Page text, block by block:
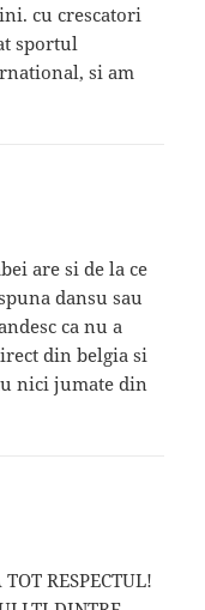
cu crescatori
sportul
si am
are si de la ce
dansu sau
ca nu a
din belgia si
nici jumate din
RESPECTUL!